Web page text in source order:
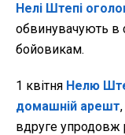
Нелі Штепі
обвинувачують в
бойовикам.
1 квітня Нелю
домашній арешт
вдруге упродовж